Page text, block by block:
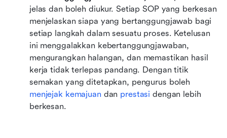
jelas dan boleh diukur. Setiap SOP yang berkesan
menjelaskan siapa yang bertanggungjawab bagi
setiap langkah dalam sesuatu proses. Ketelusan
ini menggalakkan kebertanggungjawaban,
mengurangkan halangan, dan memastikan hasil
kerja tidak terlepas pandang. Dengan titik
menjejak kemajuan dan prestasi dengan lebih
berkesan.